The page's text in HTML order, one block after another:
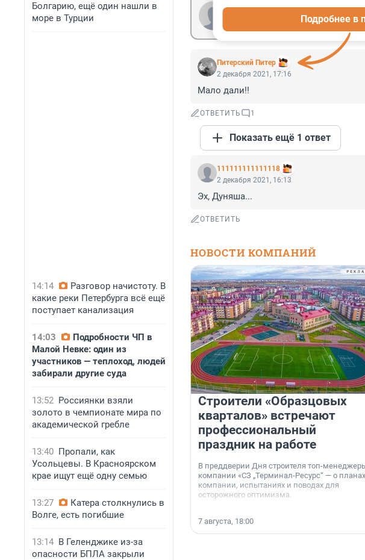
Болгарию, ещё один нашли в
море в Турции
14:14
Разговор начистоту. В
какие реки Петербурга всё ещё
поступает канализация
14:03
Подробности ЧП в
Малой Невке: один из
участников — теплоход, людей
забирали другие суда
13:52 Россиянки взяли
золото в чемпионате мира по
академической гребле
13:40 Пропали, как
Усольцевы. В Красноярском
крае ищут ещё одну семью
13:27
Катера столкнулись в
Волге, есть погибшие
13:14 В Геленджике из-за
опасности БПЛА закрыли
Питерский Питер
Подробнее в
2 декабря 2021, 17:16
Мало дали!!
ОТВЕТИТЬ 1
Показать ещё 1 ответ
111111111111118
2 декабря 2021, 16:13
Эх, Дуняша...
ОТВЕТИТЬ
НОВОСТИ КОМПАНИЙ
Строители «Образцовых
кварталов» встречают
профессиональный
праздник на работе
В преддверии Дня строителя топ-
компании «СЗ „Терминал-Ресурс“ — о планах
компании, испытаниях и поводах для
осторожного оптимизма.
7 августа, 18:00